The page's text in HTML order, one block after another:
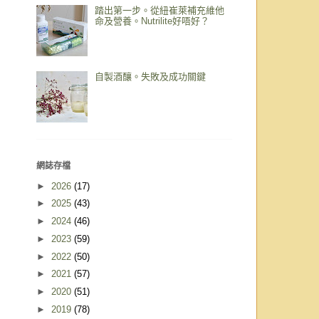
踏出第一步。從紐崔萊補充維他
命及營養。Nutrilite好唔好？
自製酒釀。失敗及成功關鍵
網誌存檔
► 2026 (17)
► 2025 (43)
► 2024 (46)
► 2023 (59)
► 2022 (50)
► 2021 (57)
► 2020 (51)
► 2019 (78)